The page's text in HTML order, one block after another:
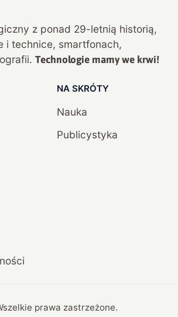
z ponad 29-letnią historią,
i technice, smartfonach,
Technologie mamy we krwi!
NA SKRÓTY
Nauka
Publicystyka
prawa zastrzeżone.